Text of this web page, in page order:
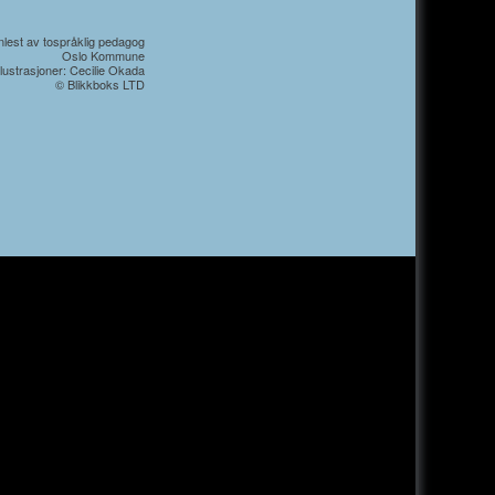
av tospråklig pedagog
Oslo Kommune
Cecilie Okada
© Blikkboks LTD